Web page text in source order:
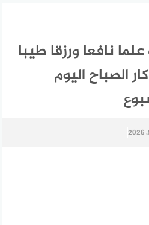
نافعا ورزقا طيبا
الصباح اليوم